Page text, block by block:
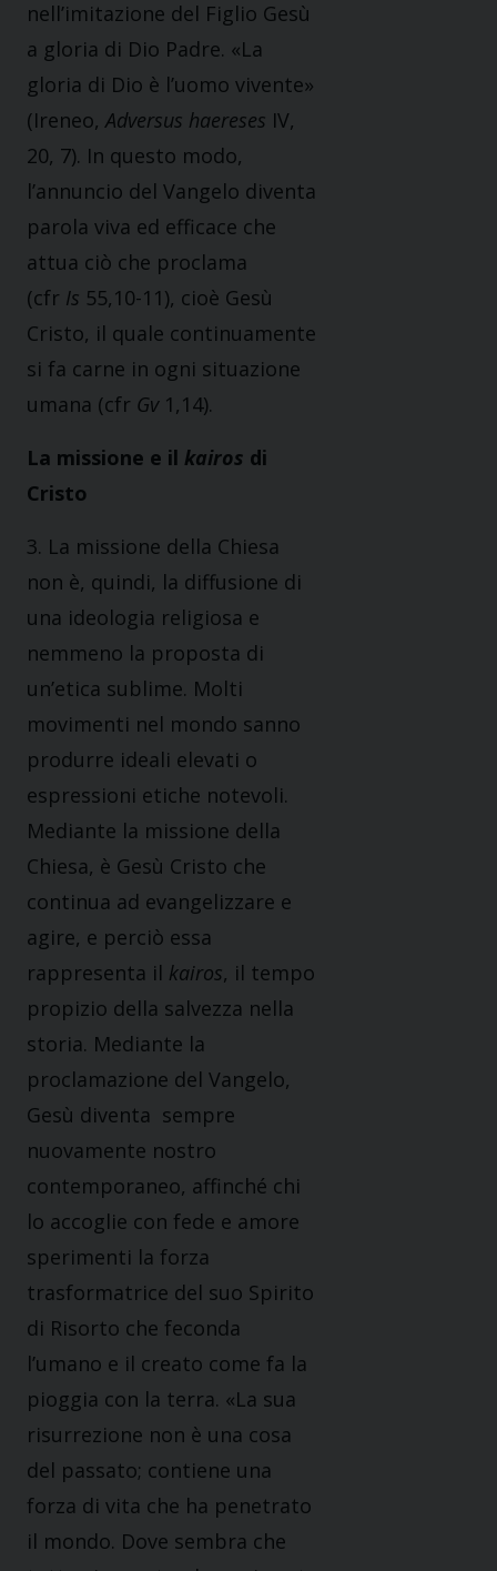
nell’imitazione del Figlio Gesù
a gloria di Dio Padre. «La
gloria di Dio è l’uomo vivente»
(Ireneo,Adversus haereses IV,
20, 7). In questo modo,
l’annuncio del Vangelo diventa
parola viva ed efficace che
attua ciò che proclama
(cfr Is 55,10-11), cioè Gesù
Cristo, il quale continuamente
si fa carne in ogni situazione
umana (cfr Gv 1,14).
La missione e il kairos di
Cristo
3. La missione della Chiesa
non è, quindi, la diffusione di
una ideologia religiosa e
nemmeno la proposta di
un’etica sublime. Molti
movimenti nel mondo sanno
produrre ideali elevati o
espressioni etiche notevoli.
Mediante la missione della
Chiesa, è Gesù Cristo che
continua ad evangelizzare e
agire, e perciò essa
rappresenta il kairos, il tempo
propizio della salvezza nella
storia. Mediante la
proclamazione del Vangelo,
Gesù diventa sempre
nuovamente nostro
contemporaneo, affinché chi
lo accoglie con fede e amore
sperimenti la forza
trasformatrice del suo Spirito
di Risorto che feconda
l’umano e il creato come fa la
pioggia con la terra. «La sua
risurrezione non è una cosa
del passato; contiene una
forza di vita che ha penetrato
il mondo. Dove sembra che